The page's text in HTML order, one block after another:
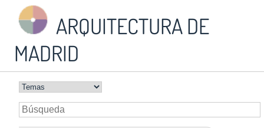
ARQUITECTURA DE
MADRID